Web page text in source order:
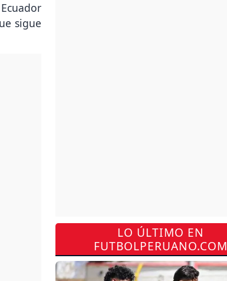
sigue
LO ÚLTIMO EN
FUTBOLPERUANO.COM